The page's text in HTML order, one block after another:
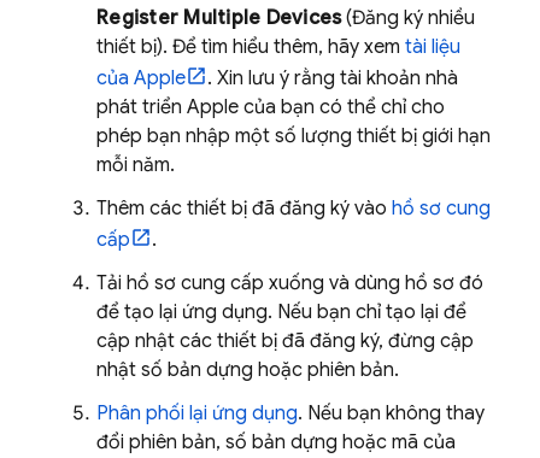
Register Multiple Devices(Đăng ký nhiều
thiết bị). Để tìm hiểu thêm, hãy xem tài liệu
của Apple
. Xin lưu ý rằng tài khoản nhà
phát triển Apple của bạn có thể chỉ cho
phép bạn nhập một số lượng thiết bị giới hạn
mỗi năm.
Thêm các thiết bị đã đăng ký vào hồ sơ cung
cấp
.
Tải hồ sơ cung cấp xuống và dùng hồ sơ đó
để tạo lại ứng dụng. Nếu bạn chỉ tạo lại để
cập nhật các thiết bị đã đăng ký, đừng cập
nhật số bản dựng hoặc phiên bản.
Phân phối lại ứng dụng. Nếu bạn không thay
đổi phiên bản, số bản dựng hoặc mã của